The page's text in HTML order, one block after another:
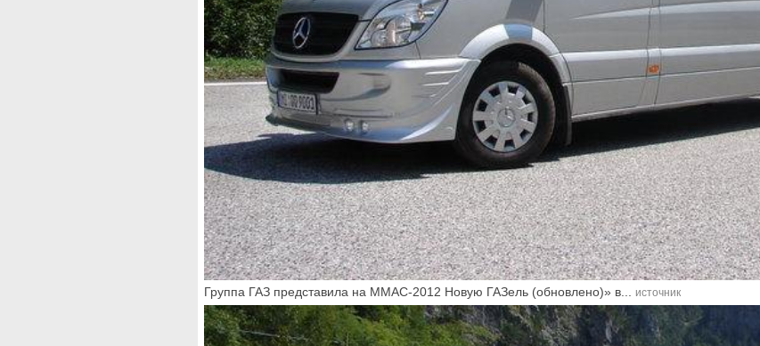
Группа ГАЗ представила на ММАС-2012 Новую ГАЗель (обновлено)» в... источник